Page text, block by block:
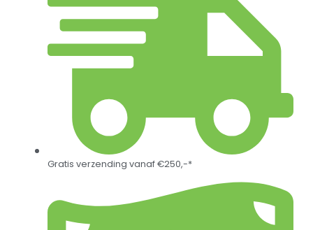
Gratis verzending vanaf €250,-*